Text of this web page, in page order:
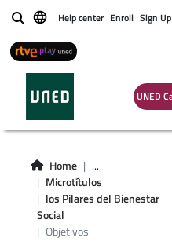
BuscarHelp center Enroll Sign Up
UNED
Home
...
Microtítulos
los Pilares del Bienestar
Social
Objetivos
Pilares